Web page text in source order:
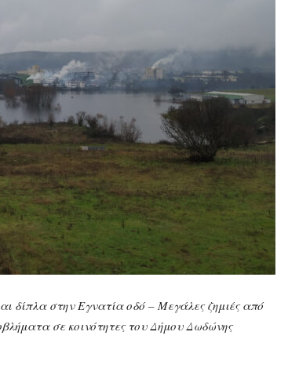
δίπλα στην Εγνατία οδό – Μεγάλες ζημιές από
σε κοινότητες του Δήμου Δωδώνης